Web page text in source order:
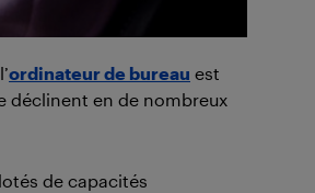
ordinateur de bureau est
déclinent en de nombreux
de capacités